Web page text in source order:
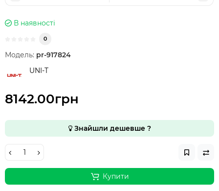
В наявності
0
Модель: pr-917824
UNI-T
8142.00грн
Знайшли дешевше ?
Купити